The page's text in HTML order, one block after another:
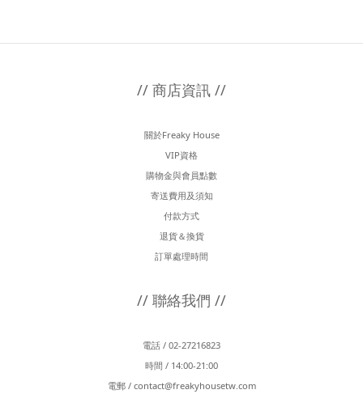
// 商店資訊 //
關於Freaky House
VIP資格
購物金與會員點數
寄送費用及須知
付款方式
退貨＆換貨
訂單處理時間
// 聯絡我們 //
電話 / 02-27216823
時間 / 14:00-21:00
電郵 / contact@freakyhousetw.com